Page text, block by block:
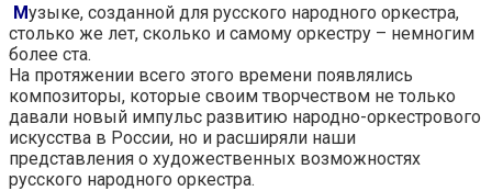
Музыке, созданной для русского народного оркестра,
столько же лет, сколько и самому оркестру – немногим
более ста.
На протяжении всего этого времени появлялись
композиторы, которые своим творчеством не только
давали новый импульс развитию народно-оркестрового
искусства в России, но и расширяли наши
представления о художественных возможностях
русского народного оркестра.